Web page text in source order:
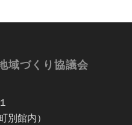
域づくり協議会
別館内）